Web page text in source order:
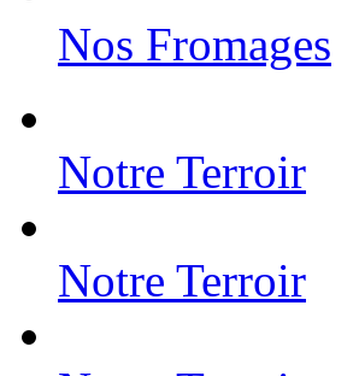
Nos Fromages
Notre Terroir
Notre Terroir